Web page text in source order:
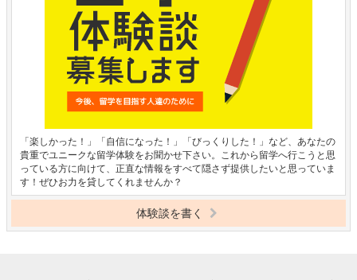
「楽しかった！」「自信になった！」「びっくりした！」など、あなたの
貴重でユニークな留学体験をお聞かせ下さい。これから留学へ行こうと思
っている方に向けて、正直な情報をすべて隠さず提供したいと思っていま
す！ぜひお力を貸してくれませんか？
体験談を書く